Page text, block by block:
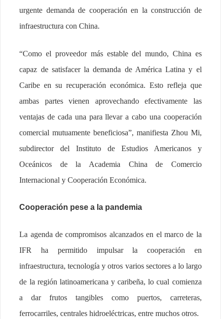
urgente demanda de cooperación en la construcción de
infraestructura con China.
“Como el proveedor más estable del mundo, China es
capaz de satisfacer la demanda de América Latina y el
Caribe en su recuperación económica. Esto refleja que
ambas partes vienen aprovechando efectivamente las
ventajas de cada una para llevar a cabo una cooperación
comercial mutuamente beneficiosa”, manifiesta Zhou Mi,
subdirector del Instituto de Estudios Americanos y
Oceánicos de la Academia China de Comercio
Internacional y Cooperación Económica.
Cooperación pese a la pandemia
La agenda de compromisos alcanzados en el marco de la
IFR ha permitido impulsar la cooperación en
infraestructura, tecnología y otros varios sectores a lo largo
de la región latinoamericana y caribeña, lo cual comienza
a dar frutos tangibles como puertos, carreteras,
ferrocarriles, centrales hidroeléctricas, entre muchos otros.